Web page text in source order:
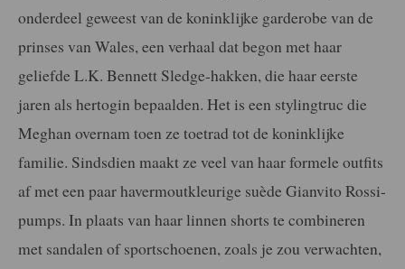
onderdeel geweest van de koninklijke garderobe van de
prinses van Wales, een verhaal dat begon met haar
geliefde L.K. Bennett Sledge-hakken, die haar eerste
jaren als hertogin bepaalden. Het is een stylingtruc die
Meghan overnam toen ze toetrad tot de koninklijke
familie. Sindsdien maakt ze veel van haar formele outfits
af met een paar havermoutkleurige suède Gianvito Rossi-
pumps. In plaats van haar linnen shorts te combineren
met sandalen of sportschoenen, zoals je zou verwachten,